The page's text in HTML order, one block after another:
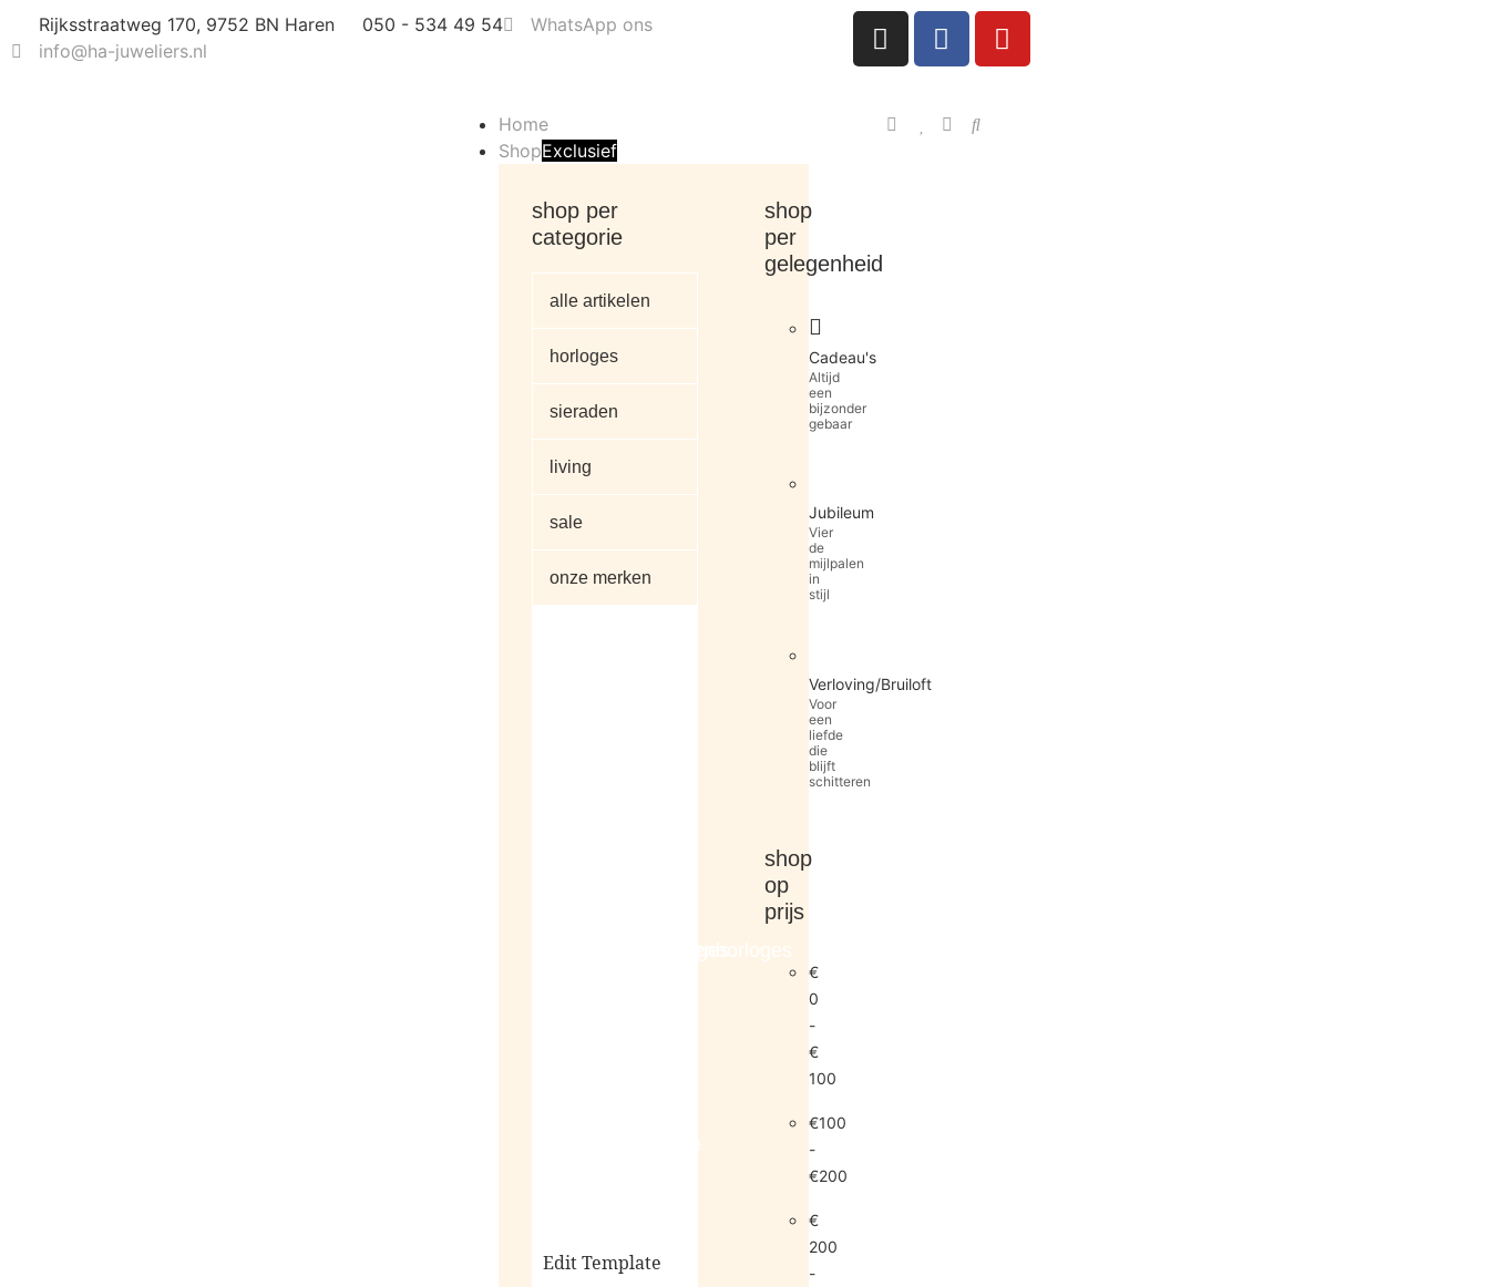
Rijksstraatweg 170, 9752 BN Haren 050 - 534 49 54
WhatsApp ons
info@ha-juweliers.nl
Home
ShopExclusief
shop per
categorie
alle artikelen
horloges
sieraden
living
sale
onze merken
dameshorlogesherenhorloges
sale
Edit Template
shop
per
gelegenheid
Cadeau's
Altijd
een
bijzonder
gebaar
Jubileum
Vier
de
mijlpalen
in
stijl
Verloving/Bruiloft
Voor
een
liefde
die
blijft
schitteren
shop
op
prijs
€
0
-
€
100
€100
-
€200
€
200
-